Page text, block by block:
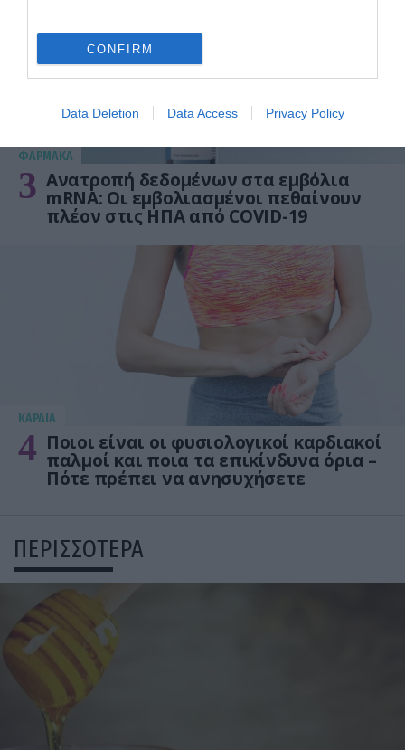
CONFIRM
Data Deletion Data Access Privacy Policy
ΦΑΡΜΑΚΑ
3 Ανατροπή δεδομένων στα εμβόλια
mRNA: Οι εμβολιασμένοι πεθαίνουν
πλέον στις ΗΠΑ από COVID-19
KΑΡΔΙΑ
4 Ποιοι είναι οι φυσιολογικοί καρδιακοί
παλμοί και ποια τα επικίνδυνα όρια –
Πότε πρέπει να ανησυχήσετε
ΠΕΡΙΣΣΟΤΕΡΑ